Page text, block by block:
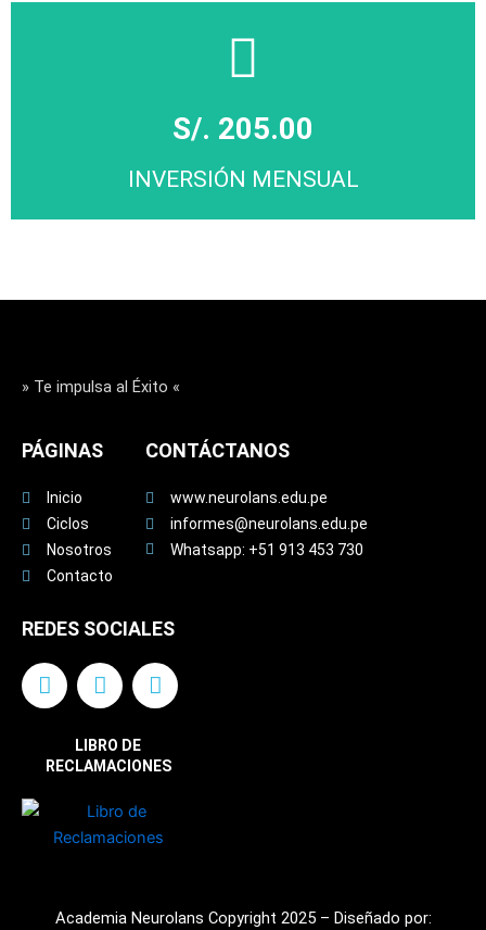
S/. 205.00
INVERSIÓN MENSUAL
MATRICÚLATE
» Te impulsa al Éxito «
PÁGINAS
Inicio
Ciclos
Nosotros
Contacto
CONTÁCTANOS
www.neurolans.edu.pe
informes@neurolans.edu.pe
Whatsapp: +51 913 453 730
REDES SOCIALES
F
a
b
k
I
n
t
a
r
a
Y
o
u
LIBRO DE
RECLAMACIONES
Academia Neurolans Copyright 2025 – Diseñado por: